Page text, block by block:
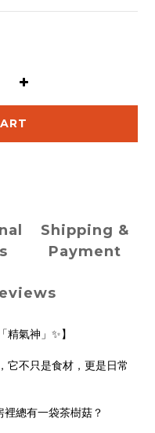
Shipping &
Payment
氣神」✨】
它不只是食材，更是日常
裡總有一袋茶樹菇？